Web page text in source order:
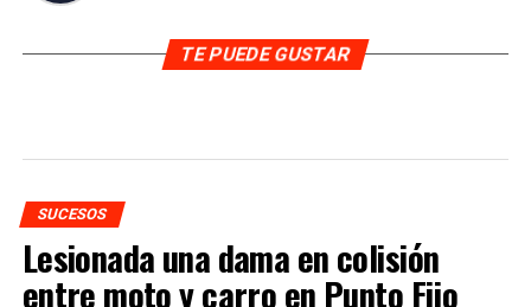
TE PUEDE GUSTAR
SUCESOS
Lesionada una dama en colisión
entre moto y carro en Punto Fijo